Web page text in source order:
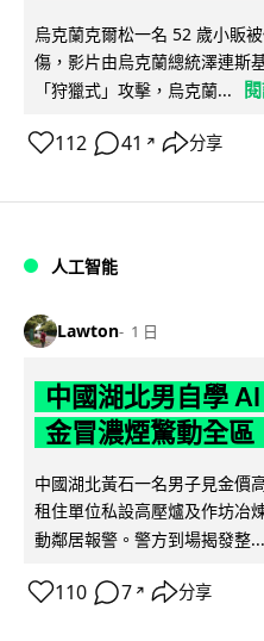
烏克蘭克爾松一名 52 歲小販
傷，影片由烏克蘭總統澤連斯
「狩獵式」攻擊，烏克蘭...
112 41 ↗ 分享
人工智能
Lawton 1 日
中國湖北男自學
金冒濃煙驚動全區
中國湖北黃石一名男子見金價
租住單位私設高壓爐及作坊冶
動鄰居報警。警方到場揭發整...
110 7 ↗ 分享